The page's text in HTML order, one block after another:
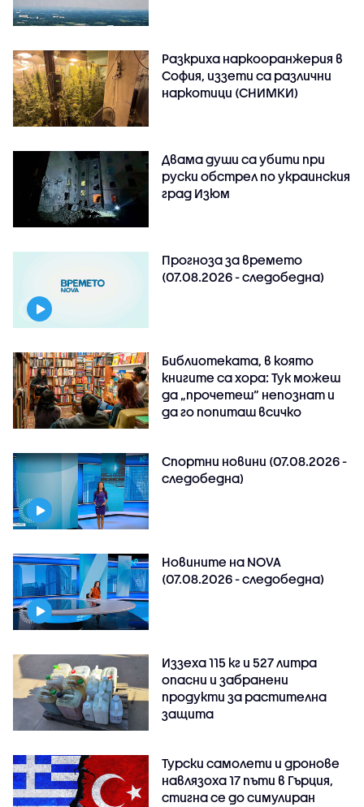
Разкриха наркооранжерия в
София, иззети са различни
наркотици (СНИМКИ)
Двама души са убити при
руски обстрeл по украинския
град Изюм
Прогноза за времето
(07.08.2026 - следобедна)
Библиотеката, в която
книгите са хора: Тук можеш
да „прочетеш“ непознат и
да го попиташ всичко
Спортни новини (07.08.2026 -
следобедна)
Новините на NOVA
(07.08.2026 - следобедна)
Иззеха 115 кг и 527 литра
опасни и забранени
продукти за растителна
защита
Турски самолети и дронове
навлязоха 17 пъти в Гърция,
стигна се до симулиран